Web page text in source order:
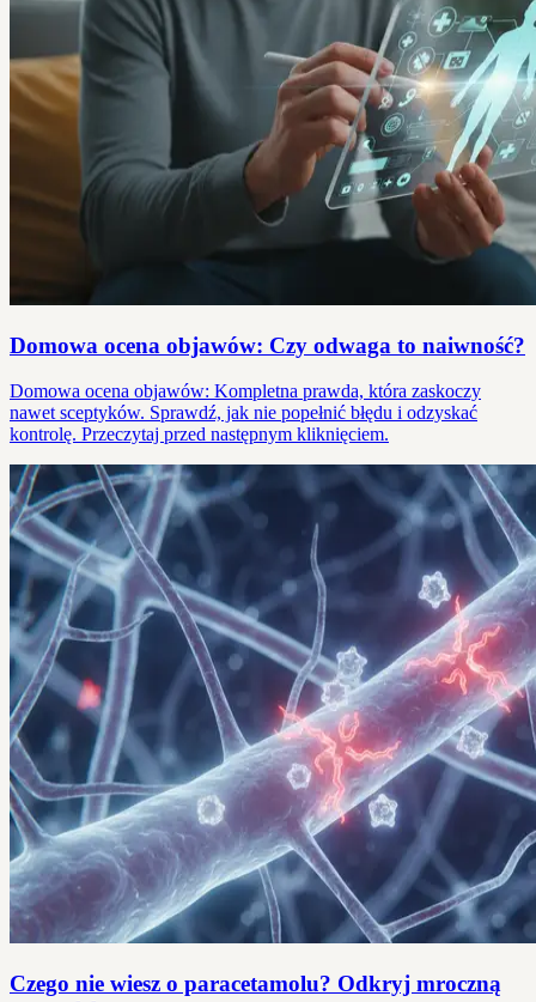
Domowa ocena objawów: Czy odwaga to naiwność?
Domowa ocena objawów: Kompletna prawda, która zaskoczy
nawet sceptyków. Sprawdź, jak nie popełnić błędu i odzyskać
kontrolę. Przeczytaj przed następnym kliknięciem.
Czego nie wiesz o paracetamolu? Odkryj mroczną